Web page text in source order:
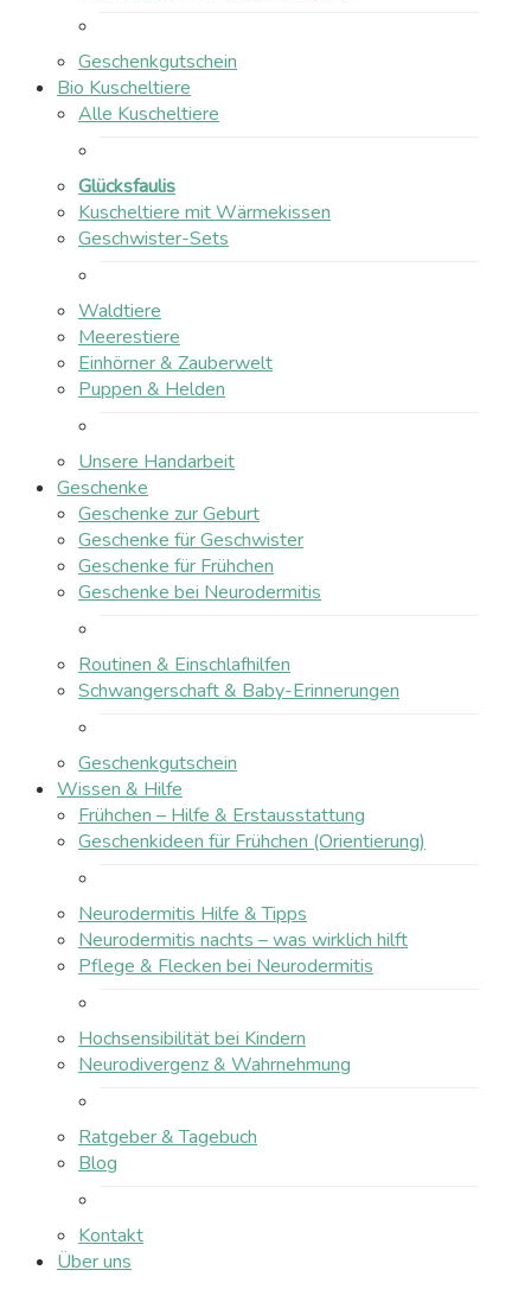
Geschenkgutschein
Bio Kuscheltiere
Alle Kuscheltiere
Glücksfaulis
Kuscheltiere mit Wärmekissen
Geschwister-Sets
Waldtiere
Meerestiere
Einhörner & Zauberwelt
Puppen & Helden
Unsere Handarbeit
Geschenke
Geschenke zur Geburt
Geschenke für Geschwister
Geschenke für Frühchen
Geschenke bei Neurodermitis
Routinen & Einschlafhilfen
Schwangerschaft & Baby-Erinnerungen
Geschenkgutschein
Wissen & Hilfe
Frühchen – Hilfe & Erstausstattung
Geschenkideen für Frühchen (Orientierung)
Neurodermitis Hilfe & Tipps
Neurodermitis nachts – was wirklich hilft
Pflege & Flecken bei Neurodermitis
Hochsensibilität bei Kindern
Neurodivergenz & Wahrnehmung
Ratgeber & Tagebuch
Blog
Kontakt
Über uns